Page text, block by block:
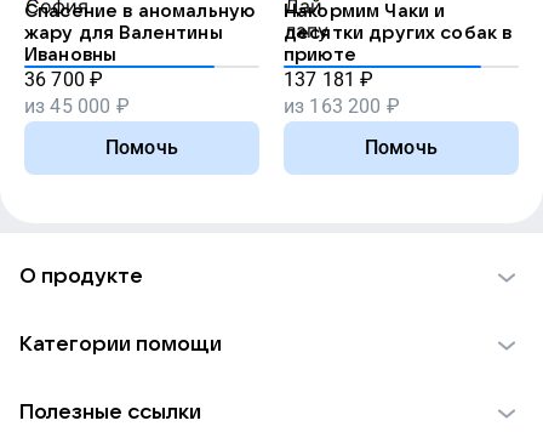
Спасение в аномальную
жару для Валентины
Ивановны
36 700 ₽
из45 000 ₽
Помочь
Накормим Чаки и
десятки других собак в
приюте
137 181 ₽
из 163 200 ₽
Помочь
О продукте
Использование материалов
Категории помощи
Полезные ссылки